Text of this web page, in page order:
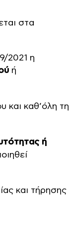
στα
2021 η
ή
και καθ’όλη τη
ή
και τήρησης